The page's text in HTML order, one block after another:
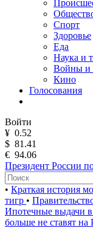
Спорт
Здоровье
Еда
Наука и
Войны и
Кино
Голосования
Войти
¥ 0.52
$ 81.41
€ 94.06
Президент России
• Краткая история
тигр •
Ипотечные выдачи в
больше не ставят на